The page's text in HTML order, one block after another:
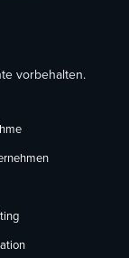
vorbehalten.